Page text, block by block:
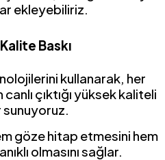
ekleyebiliriz.
Baskı
kullanarak, her
çıktığı yüksek kaliteli
sunuyoruz.
göze hitap etmesini hem
olmasını sağlar.